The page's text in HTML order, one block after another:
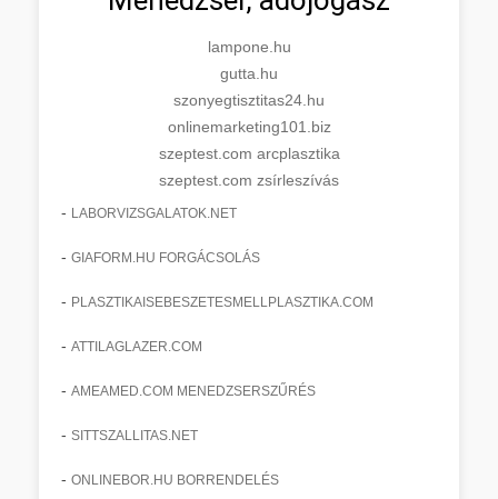
lampone.hu
gutta.hu
szonyegtisztitas24.hu
onlinemarketing101.biz
szeptest.com arcplasztika
szeptest.com zsírleszívás
- LABORVIZSGALATOK.NET
- GIAFORM.HU FORGÁCSOLÁS
- PLASZTIKAISEBESZETESMELLPLASZTIKA.COM
- ATTILAGLAZER.COM
- AMEAMED.COM MENEDZSERSZŰRÉS
- SITTSZALLITAS.NET
- ONLINEBOR.HU BORRENDELÉS